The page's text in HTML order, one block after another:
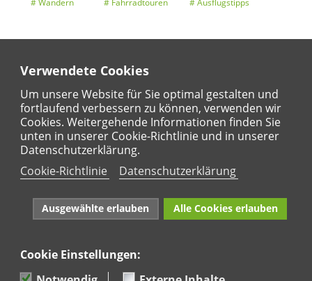
Verwendete Cookies
Um unsere Website für Sie optimal gestalten und
fortlaufend verbessern zu können, verwenden wir
Cookies. Weitergehende Informationen finden Sie
unten in unserer Cookie-Richtlinie und in unserer
Datenschutzerklärung.
Cookie-Richtlinie
Datenschutzerklärung
Ausgewählte erlauben Alle Cookies erlauben
Cookie Einstellungen:
Wandern Fahrradtouren Ausflugstipps
Entdeckertouren Ansichten
Regional
Karte
Naturpark Rhein-Westerwald e.V. · Marktstraße 88·
56564 Neuwied · Tel: 02631 95 66 036